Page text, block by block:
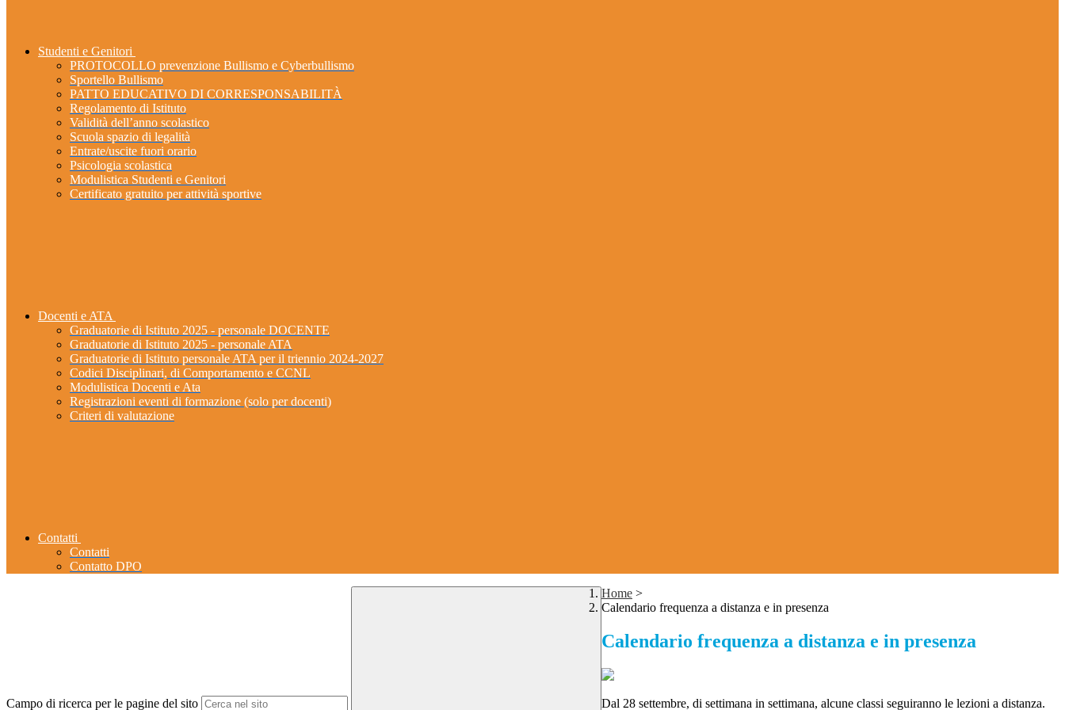
Studenti e Genitori
PROTOCOLLO prevenzione Bullismo e Cyberbullismo
Sportello Bullismo
PATTO EDUCATIVO DI CORRESPONSABILITÀ
Regolamento di Istituto
Validità dell’anno scolastico
Scuola spazio di legalità
Entrate/uscite fuori orario
Psicologia scolastica
Modulistica Studenti e Genitori
Certificato gratuito per attività sportive
Docenti e ATA
Graduatorie di Istituto 2025 - personale DOCENTE
Graduatorie di Istituto 2025 - personale ATA
Graduatorie di Istituto personale ATA per il triennio 2024-2027
Codici Disciplinari, di Comportamento e CCNL
Modulistica Docenti e Ata
Registrazioni eventi di formazione (solo per docenti)
Criteri di valutazione
Contatti
Contatti
Contatto DPO
Campo di ricerca per le pagine del sito
Home >
Calendario frequenza a distanza e in presenza
Calendario frequenza a distanza e in presenza
Dal 28 settembre, di settimana in settimana, alcune classi seguiranno le lezioni a distanza.